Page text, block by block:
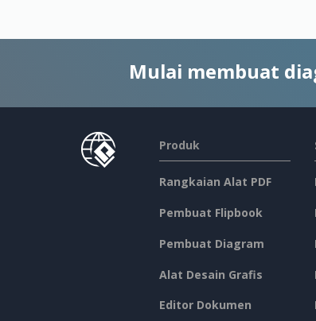
Mulai membuat
Produk
Rangkaian Alat PDF
Pembuat Flipbook
Pembuat Diagram
Alat Desain Grafis
Editor Dokumen